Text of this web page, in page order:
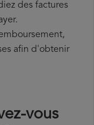
des factures
afin d'obtenir
vous